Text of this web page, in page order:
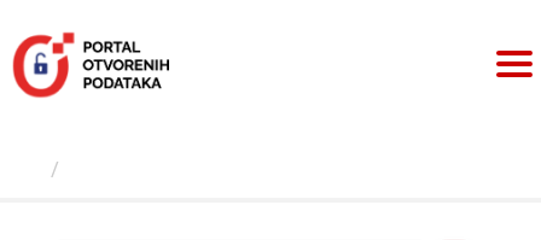
sadržaj